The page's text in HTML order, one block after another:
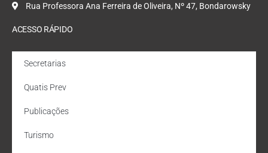
Rua Professora Ana Ferreira de Oliveira, Nº 47, Bondarowsky
ACESSO RÁPIDO
Secretarias
Quatis Prev
Publicações
Turismo